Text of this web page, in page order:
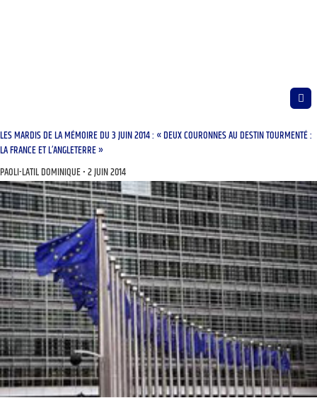
LES MARDIS DE LA MÉMOIRE DU 3 JUIN 2014 : « DEUX COURONNES AU DESTIN TOURMENTÉ :
LA FRANCE ET L’ANGLETERRE »
PAOLI-LATIL DOMINIQUE 2 JUIN 2014